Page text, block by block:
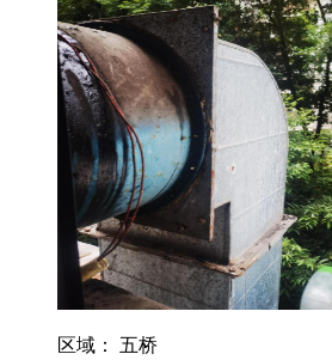
区域： 五桥